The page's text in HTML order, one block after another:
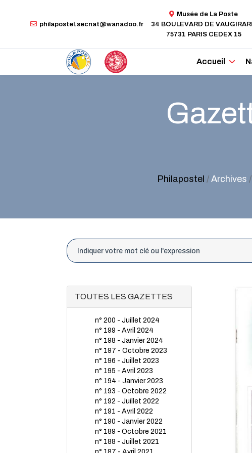
philapostel.secnat@wanadoo.fr
Musée de La Poste
34 BOULEVARD DE
75731 PARIS CEDEX 15
Accueil
Philapostel / Archives /
TOUTES LES GAZETTES
n° 200 - Juillet 2024
n° 199 - Avril 2024
n° 198 - Janvier 2024
n° 197 - Octobre 2023
n° 196 - Juillet 2023
n° 195 - Avril 2023
n° 194 - Janvier 2023
n° 193 - Octobre 2022
n° 192 - Juillet 2022
n° 191 - Avril 2022
n° 190 - Janvier 2022
n° 189 - Octobre 2021
n° 188 - Juillet 2021